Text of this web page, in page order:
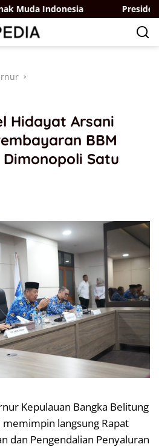
Indonesia Presiden
Hidayat Arsani
BBM
Satu
Kepulauan Bangka Belitung
langsung Rapat
dan Pengendalian Penyaluran